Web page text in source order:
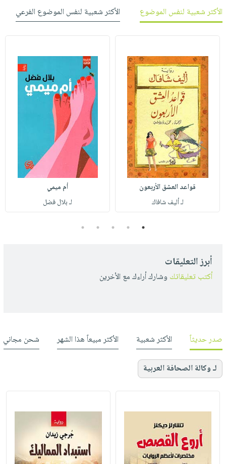
الأكثر شعبية لنفس الموضوع الأكثر شعبية لنفس الموضوع الفرعي
قواعد العشق الأربعون
لـ أليف شافاك
أم ميمي
لـ بلال فضل
1
2
3
4
5
أبرز التعليقات
أكتب تعليقاتك وشارك أراءك مع الأخرين
صدر حديثاً الأكثر شعبية الأكثر مبيعاً هذا الشهر شحن مجاني
لـ وكالة الصحافة العربية